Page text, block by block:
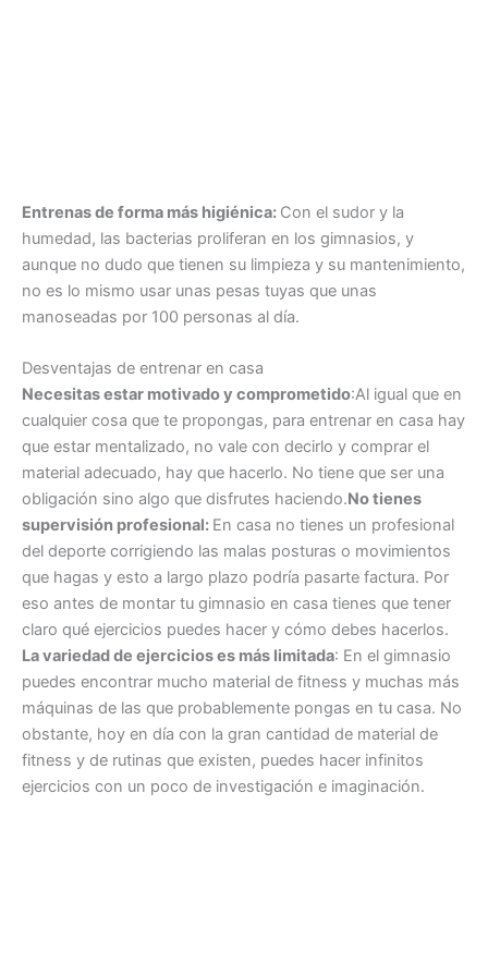
Entrenas de forma más higiénica: Con el sudor y la
humedad, las bacterias proliferan en los gimnasios, y
aunque no dudo que tienen su limpieza y su mantenimiento,
no es lo mismo usar unas pesas tuyas que unas
manoseadas por 100 personas al día.
Desventajas de entrenar en casa
Necesitas estar motivado y comprometido:Al igual que en
cualquier cosa que te propongas, para entrenar en casa hay
que estar mentalizado, no vale con decirlo y comprar el
material adecuado, hay que hacerlo. No tiene que ser una
obligación sino algo que disfrutes haciendo.No tienes
supervisión profesional: En casa no tienes un profesional
del deporte corrigiendo las malas posturas o movimientos
que hagas y esto a largo plazo podría pasarte factura. Por
eso antes de montar tu gimnasio en casa tienes que tener
claro qué ejercicios puedes hacer y cómo debes hacerlos.
La variedad de ejercicios es más limitada: En el gimnasio
puedes encontrar mucho material de fitness y muchas más
máquinas de las que probablemente pongas en tu casa. No
obstante, hoy en día con la gran cantidad de material de
fitness y de rutinas que existen, puedes hacer infinitos
ejercicios con un poco de investigación e imaginación.